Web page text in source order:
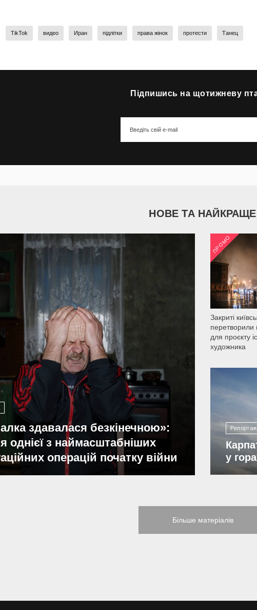
TikTok видео Иран підлітки права жінок протести Танец
Підпишись на щотижневу
НОВЕ ТА НАЙКРАЩЕ
здавалася безкінечною»:
однієї з наймасштабніших
операцій початку війни
ПРОМО
Закриті
перетворили
для проєкту
художника
2 035
Репортаж
у
Більше матеріалів